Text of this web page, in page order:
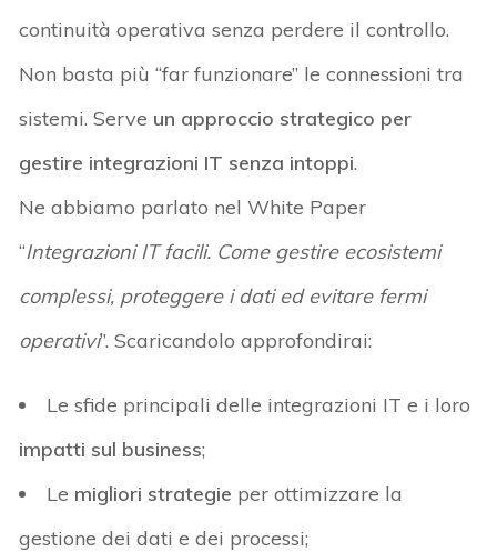
continuità operativa senza perdere il controllo.
Non basta più “far funzionare” le connessioni tra
sistemi. Serve un approccio strategico per
gestire integrazioni IT senza intoppi.
Ne abbiamo parlato nel White Paper
“Integrazioni IT facili. Come gestire ecosistemi
complessi, proteggere i dati ed evitare fermi
operativi”. Scaricandolo approfondirai:
Le sfide principali delle integrazioni IT e i loro
impatti sul business;
Le migliori strategie per ottimizzare la
gestione dei dati e dei processi;